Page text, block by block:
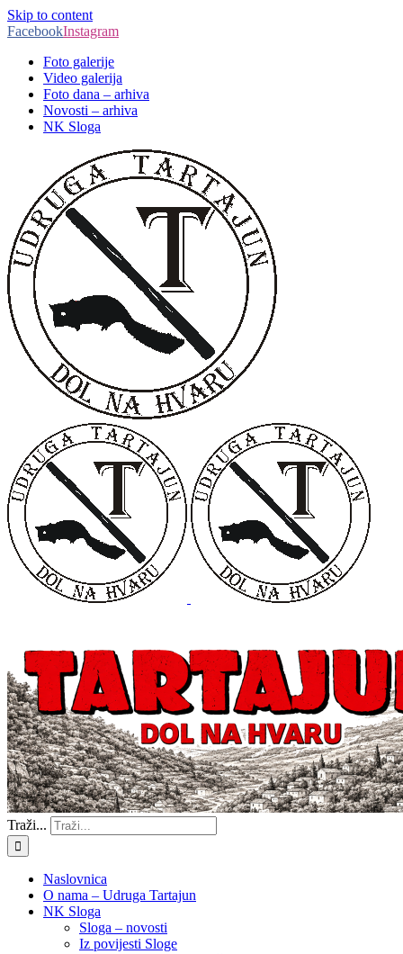
Skip to content
FacebookInstagram
Foto galerije
Video galerija
Foto dana – arhiva
Novosti – arhiva
NK Sloga
Traži...
Naslovnica
O nama – Udruga Tartajun
NK Sloga
Sloga – novosti
Iz povijesti Sloge